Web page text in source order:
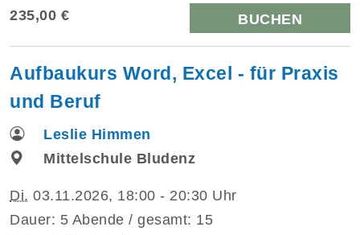
235,00 € BUCHEN
Aufbaukurs Word, Excel - für Praxis
und Beruf
Leslie Himmen
Mittelschule Bludenz
Di. 03.11.2026, 18:00 - 20:30 Uhr
Dauer: 5 Abende / gesamt: 15